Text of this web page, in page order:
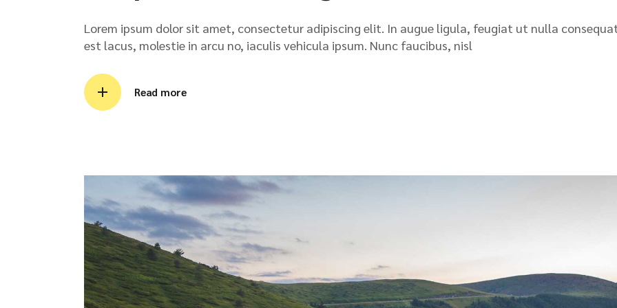
Lorem ipsum dolor sit amet, consectetur adipiscing elit. In augue ligula, feugiat ut nulla
est lacus, molestie in arcu no, iaculis vehicula ipsum. Nunc faucibus, nisl
Read more